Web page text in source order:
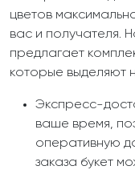
цветов
вас и получателя.
предлагает
которые выделяют
Экспресс-
ваше время,
оперативную
заказа букет